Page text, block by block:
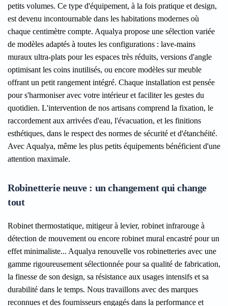
petits volumes. Ce type d'équipement, à la fois pratique et design,
est devenu incontournable dans les habitations modernes où
chaque centimètre compte. Aqualya propose une sélection variée
de modèles adaptés à toutes les configurations : lave-mains
muraux ultra-plats pour les espaces très réduits, versions d'angle
optimisant les coins inutilisés, ou encore modèles sur meuble
offrant un petit rangement intégré. Chaque installation est pensée
pour s'harmoniser avec votre intérieur et faciliter les gestes du
quotidien. L'intervention de nos artisans comprend la fixation, le
raccordement aux arrivées d'eau, l'évacuation, et les finitions
esthétiques, dans le respect des normes de sécurité et d'étanchéité.
Avec Aqualya, même les plus petits équipements bénéficient d'une
attention maximale.
Robinetterie neuve : un changement qui change
tout
Robinet thermostatique, mitigeur à levier, robinet infrarouge à
détection de mouvement ou encore robinet mural encastré pour un
effet minimaliste... Aqualya renouvelle vos robinetteries avec une
gamme rigoureusement sélectionnée pour sa qualité de fabrication,
la finesse de son design, sa résistance aux usages intensifs et sa
durabilité dans le temps. Nous travaillons avec des marques
reconnues et des fournisseurs engagés dans la performance et